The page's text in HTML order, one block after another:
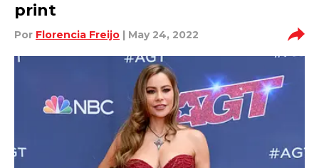
print
Por Florencia Freijo | May 24, 2022